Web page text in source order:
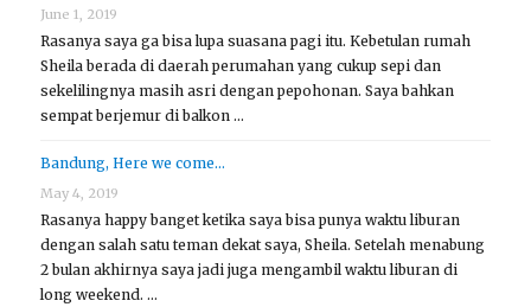
June 1, 2019
Rasanya saya ga bisa lupa suasana pagi itu. Kebetulan rumah
Sheila berada di daerah perumahan yang cukup sepi dan
sekelilingnya masih asri dengan pepohonan. Saya bahkan
sempat berjemur di balkon …
Bandung, Here we come…
May 4, 2019
Rasanya happy banget ketika saya bisa punya waktu liburan
dengan salah satu teman dekat saya, Sheila. Setelah menabung
2 bulan akhirnya saya jadi juga mengambil waktu liburan di
long weekend. …